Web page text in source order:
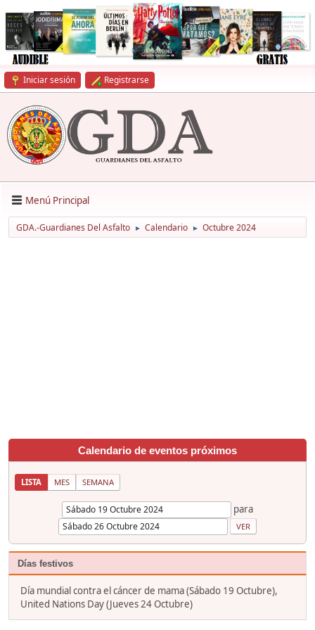
Iniciar sesión Registrarse
Menú Principal
GDA.-Guardianes Del Asfalto ► Calendario ► Octubre 2024
Calendario de eventos próximos
LISTA MES SEMANA
para
Días festivos
Día mundial contra el cáncer de mama (Sábado 19 Octubre),
United Nations Day (Jueves 24 Octubre)